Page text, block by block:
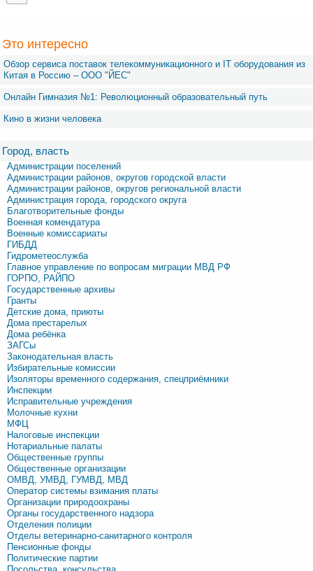
Это интересно
Обзор сервиса поставок телекоммуникационного и IT оборудования из
Китая в Россию – OOO "ЙЕС"
Онлайн Гимназия №1: Революционный образовательный путь
Кино в жизни человека
Город, власть
Администрации поселений
Администрации районов, округов городской власти
Администрации районов, округов региональной власти
Администрация города, городского округа
Благотворительные фонды
Военная комендатура
Военные комиссариаты
ГИБДД
Гидрометеослужба
Главное управление по вопросам миграции МВД РФ
ГОРПО, РАЙПО
Государственные архивы
Гранты
Детские дома, приюты
Дома престарелых
Дома ребёнка
ЗАГСы
Законодательная власть
Избирательные комиссии
Изоляторы временного содержания, спецприёмники
Инспекции
Исправительные учреждения
Молочные кухни
МФЦ
Налоговые инспекции
Нотариальные палаты
Общественные группы
Общественные организации
ОМВД, УМВД, ГУМВД, МВД
Оператор системы взимания платы
Организации природоохраны
Органы государственного надзора
Отделения полиции
Отделы ветеринарно-санитарного контроля
Пенсионные фонды
Политические партии